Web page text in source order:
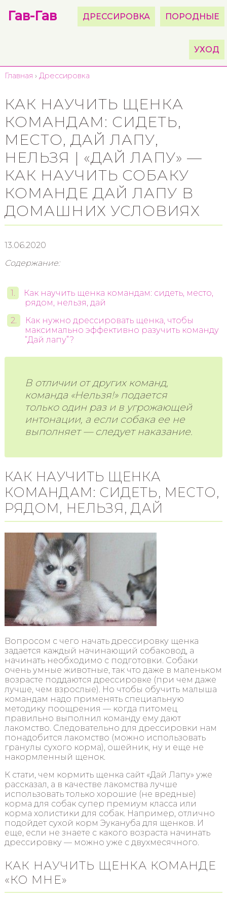
Гав-Гав ДРЕССИРОВКА ПОРОДНЫЕ
УХОД
Главная › Дрессировка
КАК НАУЧИТЬ ЩЕНКА
КОМАНДАМ: СИДЕТЬ,
МЕСТО, ДАЙ ЛАПУ,
НЕЛЬЗЯ | «ДАЙ ЛАПУ» —
КАК НАУЧИТЬ СОБАКУ
КОМАНДЕ ДАЙ ЛАПУ В
ДОМАШНИХ УСЛОВИЯХ
13.06.2020
Содержание:
Как научить щенка командам: сидеть, место,
рядом, нельзя, дай
Как нужно дрессировать щенка, чтобы
максимально эффективно разучить команду
“Дай лапу”?
В отличии от других команд,
команда «Нельзя!» подается
только один раз и в угрожающей
интонации, а если собака ее не
выполняет — следует наказание.
КАК НАУЧИТЬ ЩЕНКА
КОМАНДАМ: СИДЕТЬ, МЕСТО,
РЯДОМ, НЕЛЬЗЯ, ДАЙ
Вопросом с чего начать дрессировку щенка
задается каждый начинающий собаковод, а
начинать необходимо с подготовки. Собаки
очень умные животные, так что даже в маленьком
возрасте поддаются дрессировке (при чем даже
лучше, чем взрослые). Но чтобы обучить малыша
командам надо применять специальную
методику поощрения — когда питомец
правильно выполнил команду ему дают
лакомство. Следовательно для дрессировки нам
понадобится лакомство (можно использовать
гранулы сухого корма), ошейник, ну и еще не
накормленный щенок.
К стати, чем кормить щенка сайт «Дай Лапу» уже
рассказал, а в качестве лакомства лучше
использовать только хорошие (не вредные)
корма для собак супер премиум класса или
корма холистики для собак. Например, отлично
подойдет сухой корм Эукануба для щенков. И
еще, если не знаете с какого возраста начинать
дрессировку — можно уже с двухмесячного.
КАК НАУЧИТЬ ЩЕНКА КОМАНДЕ
«КО МНЕ»